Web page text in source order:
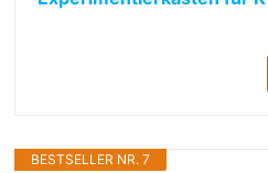
BESTSELLER NR. 7